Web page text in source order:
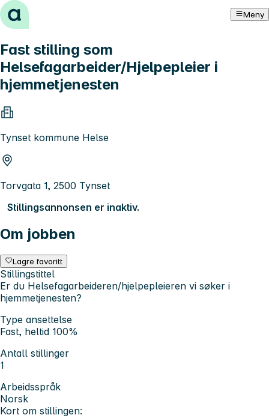
Hopp til innhold Meny
Fast stilling som
Helsefagarbeider/Hjelpepleier i
hjemmetjenesten
Tynset kommune Helse
Torvgata 1, 2500 Tynset
Stillingsannonsen er inaktiv.
Om jobben
Lagre favoritt
Stillingstittel
Er du Helsefagarbeideren/hjelpepleieren vi søker i
hjemmetjenesten?
Type ansettelse
Fast, heltid 100%
Antall stillinger
1
Arbeidsspråk
Norsk
Kort om stillingen: